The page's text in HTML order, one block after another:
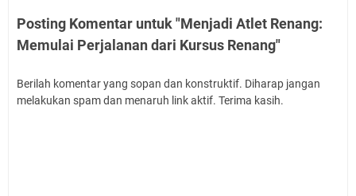
Posting Komentar untuk "Menjadi Atlet Renang:
Memulai Perjalanan dari Kursus Renang"
Berilah komentar yang sopan dan konstruktif. Diharap jangan
melakukan spam dan menaruh link aktif. Terima kasih.